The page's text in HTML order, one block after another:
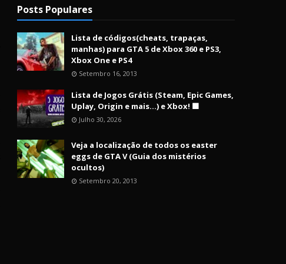
Posts Populares
Lista de códigos(cheats, trapaças,
manhas) para GTA 5 de Xbox 360 e PS3,
Xbox One e PS4
Setembro 16, 2013
Lista de Jogos Grátis (Steam, Epic Games,
Uplay, Origin e mais...) e Xbox! 🟩
Julho 30, 2026
Veja a localização de todos os easter
eggs de GTA V (Guia dos mistérios
ocultos)
Setembro 20, 2013